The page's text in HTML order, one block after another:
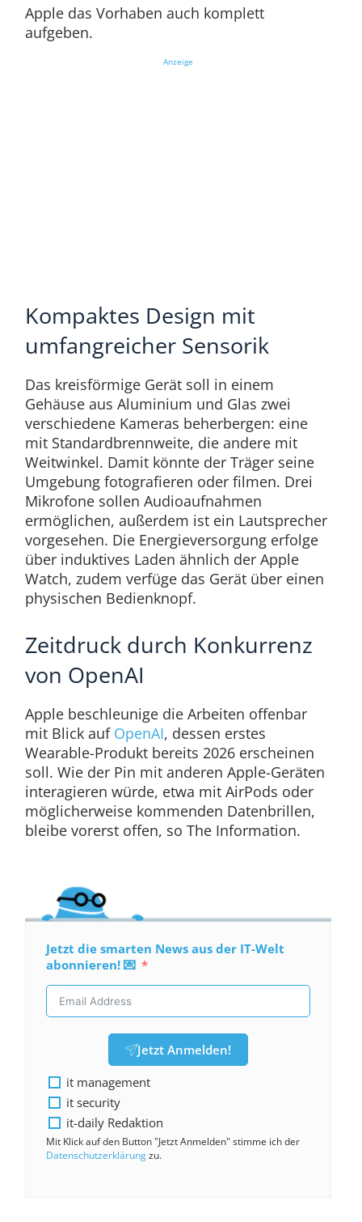
Apple das Vorhaben auch komplett
aufgeben.
Anzeige
Kompaktes Design mit
umfangreicher Sensorik
Das kreisförmige Gerät soll in einem
Gehäuse aus Aluminium und Glas zwei
verschiedene Kameras beherbergen: eine
mit Standardbrennweite, die andere mit
Weitwinkel. Damit könnte der Träger seine
Umgebung fotografieren oder filmen. Drei
Mikrofone sollen Audioaufnahmen
ermöglichen, außerdem ist ein Lautsprecher
vorgesehen. Die Energieversorgung erfolge
über induktives Laden ähnlich der Apple
Watch, zudem verfüge das Gerät über einen
physischen Bedienknopf.
Zeitdruck durch Konkurrenz
von OpenAI
Apple beschleunige die Arbeiten offenbar
mit Blick auf OpenAI, dessen erstes
Wearable-Produkt bereits 2026 erscheinen
soll. Wie der Pin mit anderen Apple-Geräten
interagieren würde, etwa mit AirPods oder
möglicherweise kommenden Datenbrillen,
bleibe vorerst offen, so The Information.
Jetzt die smarten News aus der IT-Welt
abonnieren! 💌
Jetzt Anmelden!
it management
it security
it-daily Redaktion
Mit Klick auf den Button "Jetzt Anmelden" stimme ich der
Datenschutzerklärungzu.